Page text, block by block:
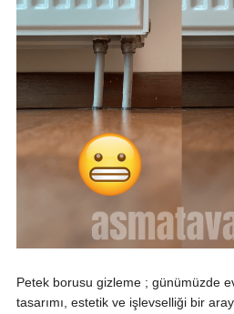
Petek borusu gizleme ; günümüzde
tasarımı, estetik ve işlevselliği bir